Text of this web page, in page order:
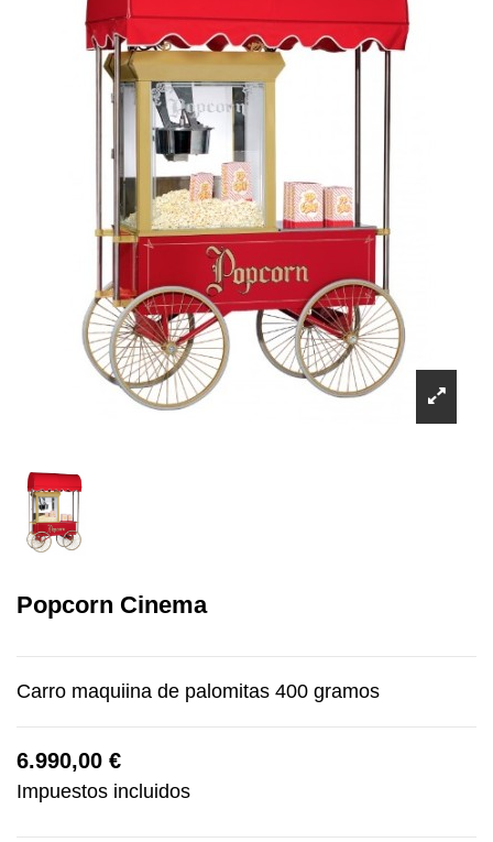
Popcorn Cinema
Carro maquiina de palomitas 400 gramos
6.990,00 €
Impuestos incluidos